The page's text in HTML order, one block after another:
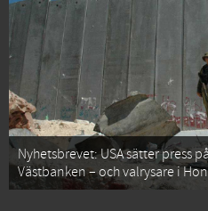
Nyhetsbrevet: USA sätter press
Västbanken – och valrysare i